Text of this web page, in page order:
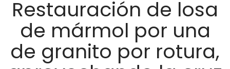
Restauración de losa
de mármol por una
de granito por rotura,